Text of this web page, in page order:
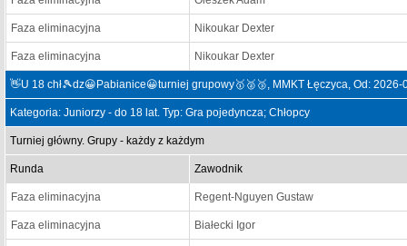
Faza eliminacyjna Nikoukar Dexter
Faza eliminacyjna Nikoukar Dexter
👋U 18 chł🎾dz😀Pabianice😀turniej grupowy🥇🥈🥉, MMKT Łęczyca, Od:
Kategoria: Juniorzy - do 18 lat. Typ: Gra pojedyncza; Chłopcy
Turniej główny. Grupy - każdy z każdym
Runda Zawodnik
Faza eliminacyjna Regent-Nguyen Gustaw
Faza eliminacyjna Białecki Igor